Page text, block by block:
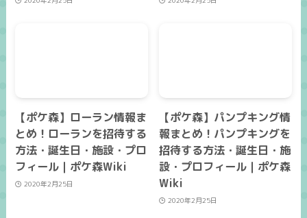
【ポケ森】ローラン情報ま
とめ！ローランを招待する
方法・誕生日・施設・プロ
フィール｜ポケ森Wiki
2020年2月25日
【ポケ森】パンプキング情
報まとめ！パンプキングを
招待する方法・誕生日・施
設・プロフィール｜ポケ森
Wiki
2020年2月25日